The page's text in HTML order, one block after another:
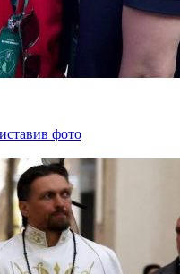
фото